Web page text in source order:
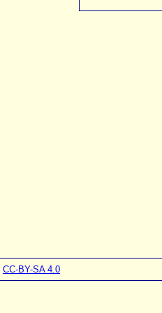
CC-BY-SA 4.0